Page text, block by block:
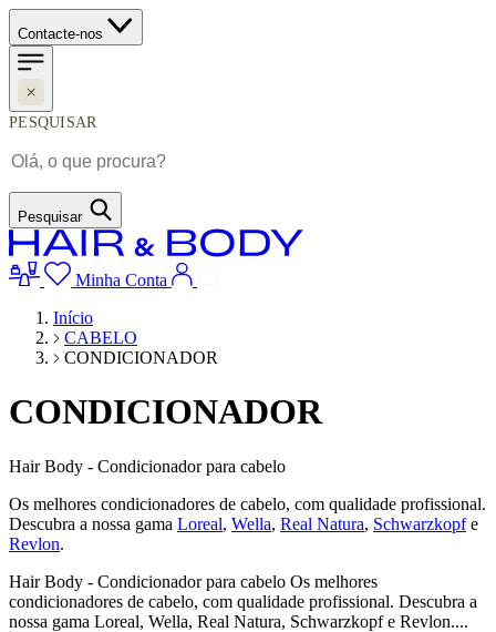
Contacte-nos
PESQUISAR
Pesquisar
Minha Conta
Início
CABELO
CONDICIONADOR
CONDICIONADOR
Hair Body - Condicionador para cabelo
Os melhores condicionadores de cabelo, com qualidade profissional.
Descubra a nossa gama Loreal, Wella, Real Natura, Schwarzkopfe
Revlon.
Hair Body - Condicionador para cabelo Os melhores
condicionadores de cabelo, com qualidade profissional. Descubra a
nossa gama Loreal, Wella, Real Natura, Schwarzkopf e Revlon....